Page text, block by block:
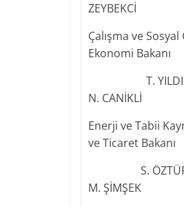
ZEYBEKCİ
Çalışma ve
Ekonomi Bakanı
T.
N. CANİKLİ
Enerji ve Tabii
ve Ticaret Bakanı
S.
M. ŞİMŞEK